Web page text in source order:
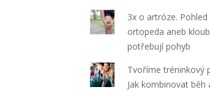
3x o artróze. Pohled
ortopeda aneb
potřebují pohyb
Tvoříme tréninkový
Jak kombinovat běh